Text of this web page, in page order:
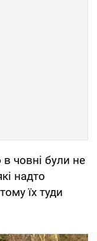
човні були не
надто
їх туди